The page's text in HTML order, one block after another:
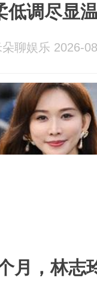
低调尽显
朵聊娱乐 2026-
月，林志